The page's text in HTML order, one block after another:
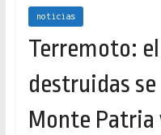
noticias
Terremoto:
destruidas
Monte Patria